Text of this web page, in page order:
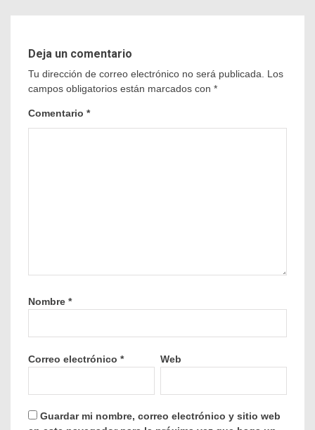
Deja un comentario
Tu dirección de correo electrónico no será publicada.
Los
campos obligatorios están marcados con *
Comentario *
Nombre *
Correo electrónico * Web
Guardar mi nombre, correo electrónico y sitio web